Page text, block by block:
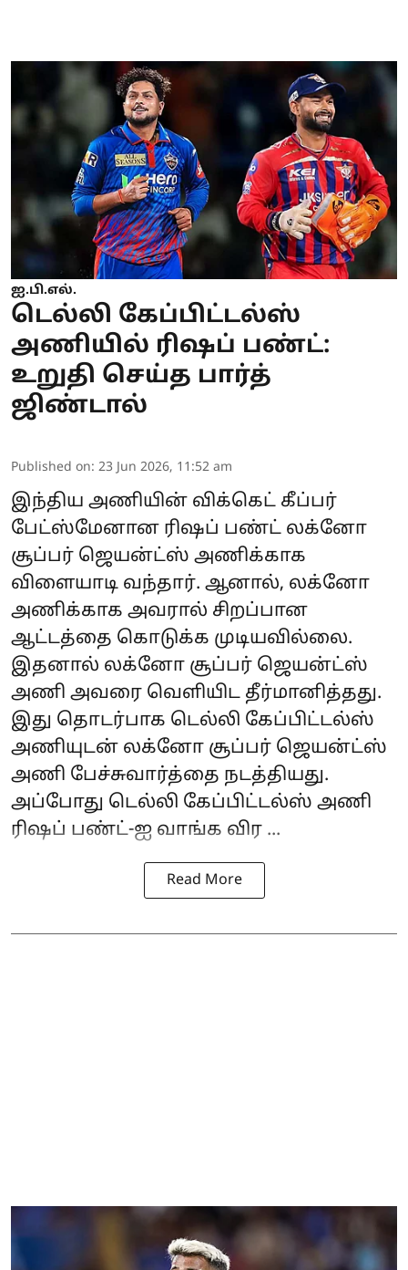
ஐ.பி.எல்.
டெல்லி கேப்பிட்டல்ஸ்
அணியில் ரிஷப் பண்ட்:
உறுதி செய்த பார்த்
ஜிண்டால்
Published on: 23 Jun 2026, 11:52 am
இந்திய அணியின் விக்கெட் கீப்பர்
பேட்ஸ்மேனான ரிஷப் பண்ட் லக்னோ
சூப்பர் ஜெயன்ட்ஸ் அணிக்காக
விளையாடி வந்தார். ஆனால், லக்னோ
அணிக்காக அவரால் சிறப்பான
ஆட்டத்தை கொடுக்க முடியவில்லை.
இதனால் லக்னோ சூப்பர் ஜெயன்ட்ஸ்
அணி அவரை வெளியிட தீர்மானித்தது.
இது தொடர்பாக டெல்லி கேப்பிட்டல்ஸ்
அணியுடன் லக்னோ சூப்பர் ஜெயன்ட்ஸ்
அணி பேச்சுவார்த்தை நடத்தியது.
அப்போது டெல்லி கேப்பிட்டல்ஸ் அணி
ரிஷப் பண்ட்-ஐ வாங்க விர ...
Read More